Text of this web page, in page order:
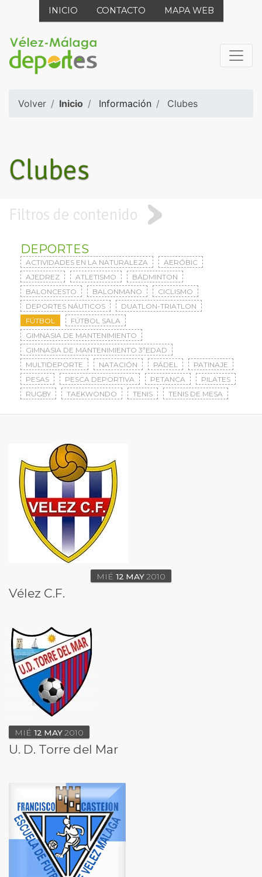
INICIO CONTACTO MAPA WEB
Volver Inicio Información Clubes
Clubes
Filtros de contenido
DEPORTES
ACTIVIDADES EN LA NATURALEZA
AERÓBIC
AJEDREZ
ATLETISMO
BÁDMINTON
BALONCESTO
BALONMANO
CICLISMO
DEPORTES NÁUTICOS
DUATLON-TRIATLON
FÚTBOL
FÚTBOL SALA
GIMNASIA DE MANTENIMIENTO
GIMNASIA DE MANTENIMIENTO 3ªEDAD
MULTIDEPORTE
NATACIÓN PÁDEL
PATINAJE
PESAS
PESCA DEPORTIVA PETANCA
PILATES
RUGBY
TAEKWONDO TENIS TENIS DE MESA
MIÉ 12 MAY2010
Vélez C.F.
MIÉ 12 MAY2010
U. D. Torre del Mar